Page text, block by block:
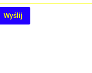
Wyślij